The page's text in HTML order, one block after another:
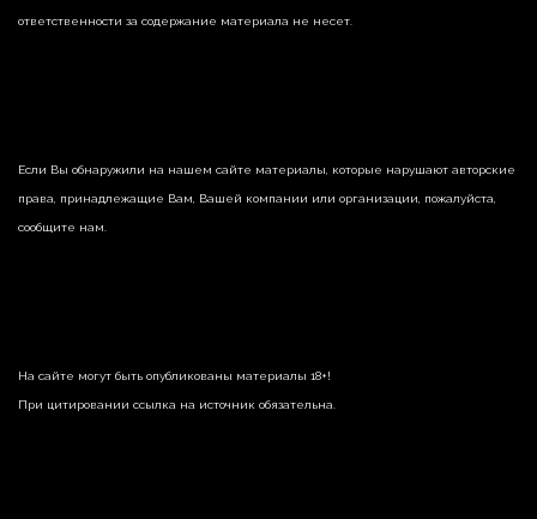
ответственности за содержание материала не несет.
Если Вы обнаружили на нашем сайте материалы, которые нарушают авторские
права, принадлежащие Вам, Вашей компании или организации, пожалуйста,
сообщите нам.
На сайте могут быть опубликованы материалы 18+!
При цитировании ссылка на источник обязательна.